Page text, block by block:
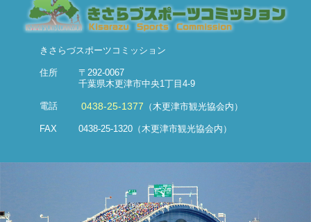
きさらづスポーツコミッション
住所
〒292-0067
千葉県木更津市中央1丁目4-9
電話 0438-25-1377 （木更津市観光協会内）
FAX 0438-25-1320 （木更津市観光協会内）